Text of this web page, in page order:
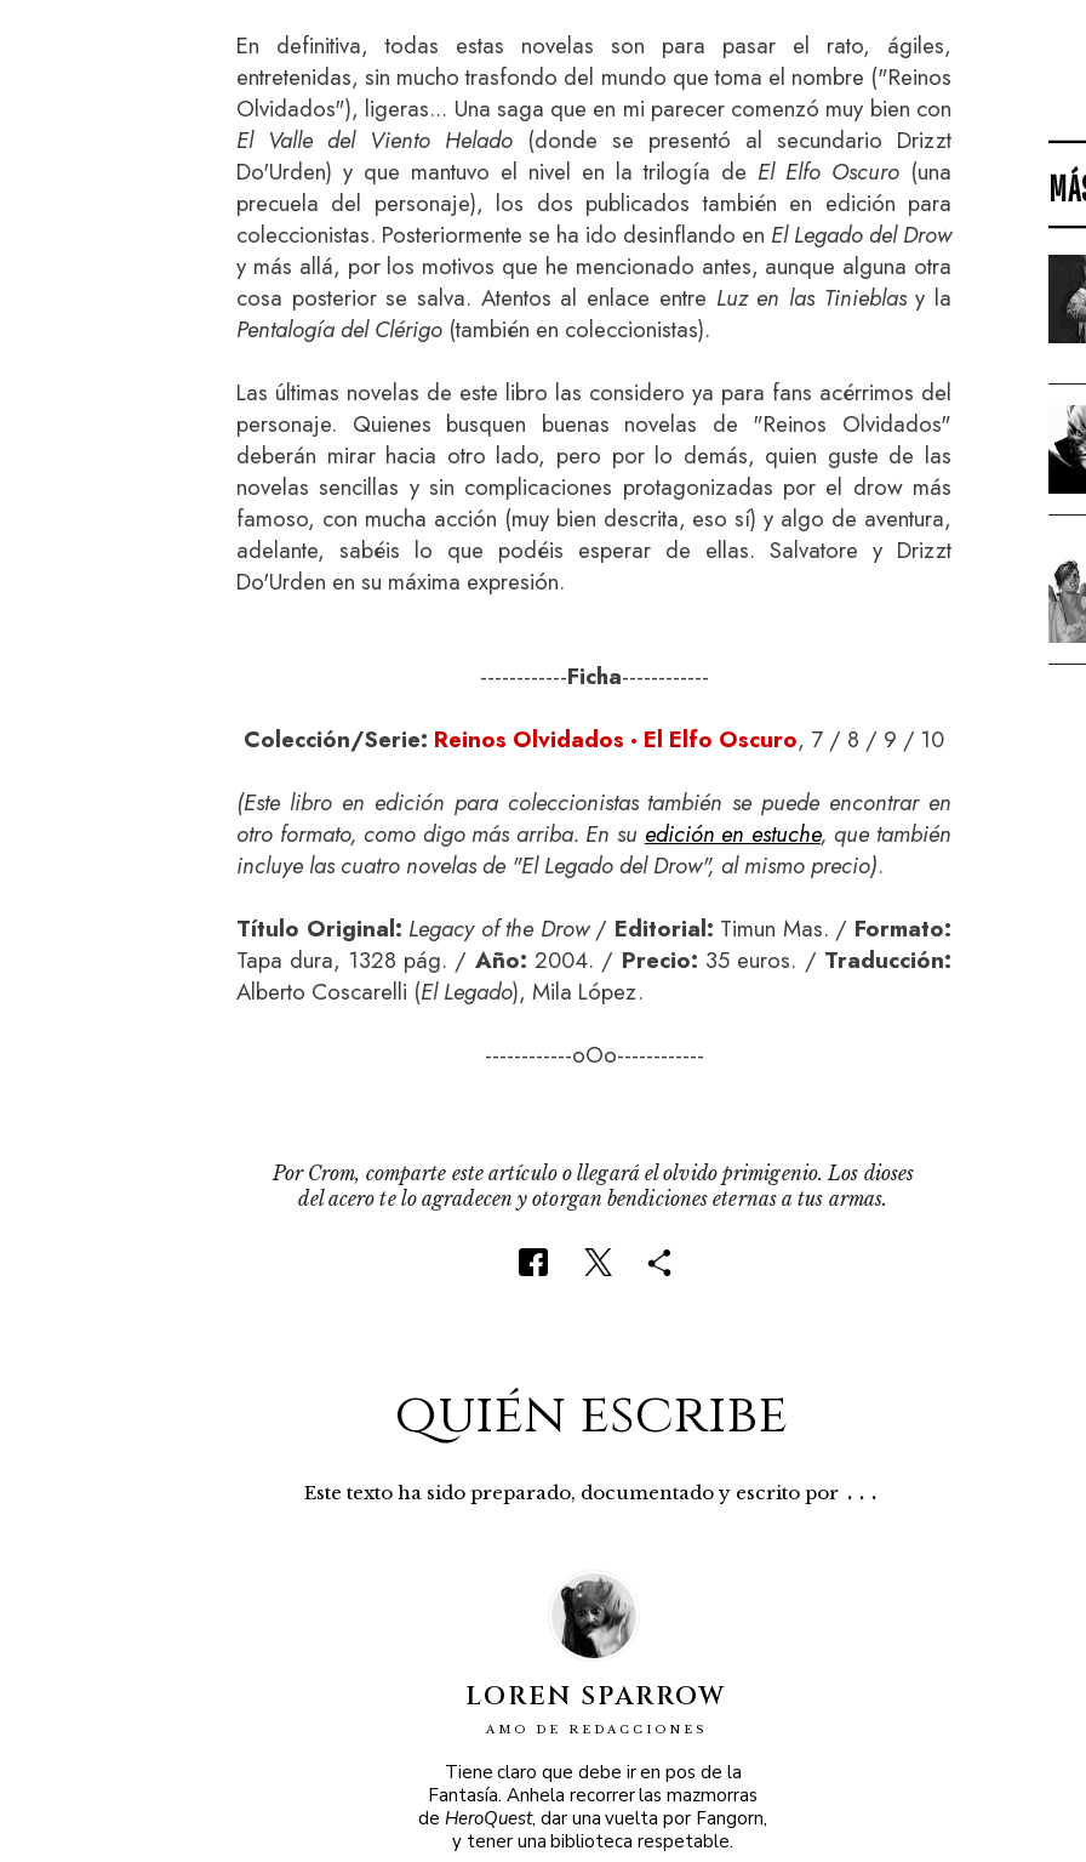
En definitiva, todas estas novelas son para pasar el rato, ágiles,
entretenidas, sin mucho trasfondo del mundo que toma el nombre ("Reinos
Olvidados"), ligeras... Una saga que en mi parecer comenzó muy bien con
El Valle del Viento Helado (donde se presentó al secundario Drizzt
Do'Urden) y que mantuvo el nivel en la trilogía de El Elfo Oscuro (una
precuela del personaje), los dos publicados también en edición para
coleccionistas. Posteriormente se ha ido desinflando en El Legado del Drow
y más allá, por los motivos que he mencionado antes, aunque alguna otra
cosa posterior se salva. Atentos al enlace entre Luz en las Tinieblasy la
Pentalogía del Clérigo (también en coleccionistas).
Las últimas novelas de este libro las considero ya para fans acérrimos del
personaje. Quienes busquen buenas novelas de "Reinos Olvidados"
deberán mirar hacia otro lado, pero por lo demás, quien guste de las
novelas sencillas y sin complicaciones protagonizadas por el drow más
famoso, con mucha acción (muy bien descrita, eso sí) y algo de aventura,
adelante, sabéis lo que podéis esperar de ellas. Salvatore y Drizzt
Do'Urden en su máxima expresión.
------------Ficha------------
Colección/Serie: Reinos Olvidados · El Elfo Oscuro, 7 / 8 / 9 / 10
(Este libro en edición para coleccionistas también se puede encontrar en
otro formato, como digo más arriba. En su edición en estuche, que también
incluye las cuatro novelas de "El Legado del Drow", al mismo precio).
Título Original: Legacy of the Drow / Editorial: Timun Mas. / Formato:
Tapa dura, 1328 pág. / Año: 2004. / Precio: 35 euros. / Traducción:
Alberto Coscarelli (El Legado), Mila López.
------------oOo------------
Por Crom, comparte este artículo o llegará el olvido primigenio. Los dioses
del acero te lo agradecen y otorgan bendiciones eternas a tus armas.
quién escribe
Este texto ha sido preparado, documentado y escrito por ...
LOREN SPARROW
AMO DE REDACCIONES
Tiene claro que debe ir en pos de la
Fantasía. Anhela recorrer las mazmorras
de HeroQuest, dar una vuelta por Fangorn,
y tener una biblioteca respetable.